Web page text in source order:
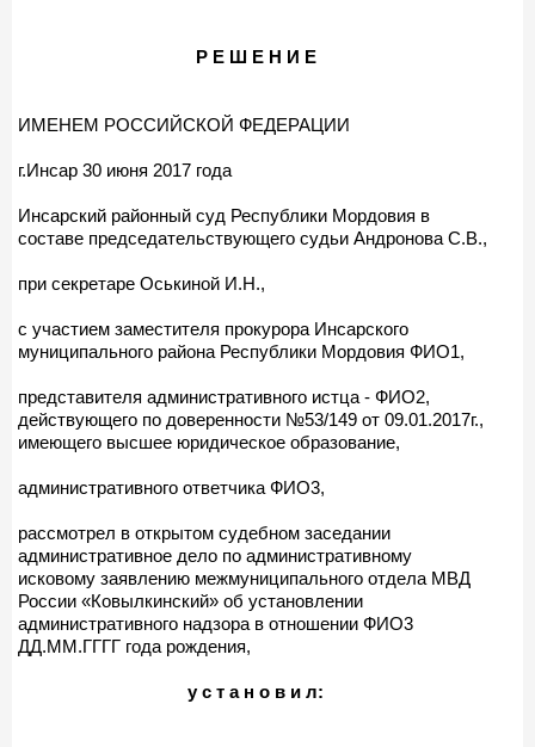
Р Е Ш Е Н И Е
ИМЕНЕМ РОССИЙСКОЙ ФЕДЕРАЦИИ
г.Инсар 30 июня 2017 года
Инсарский районный суд Республики Мордовия в
составе председательствующего судьи Андронова С.В.,
при секретаре Оськиной И.Н.,
с участием заместителя прокурора Инсарского
муниципального района Республики Мордовия ФИО1,
представителя административного истца - ФИО2,
действующего по доверенности №53/149 от 09.01.2017г.,
имеющего высшее юридическое образование,
административного ответчика ФИО3,
рассмотрел в открытом судебном заседании
административное дело по административному
исковому заявлению межмуниципального отдела МВД
России «Ковылкинский» об установлении
административного надзора в отношении ФИО3
ДД.ММ.ГГГГ года рождения,
у с т а н о в и л: